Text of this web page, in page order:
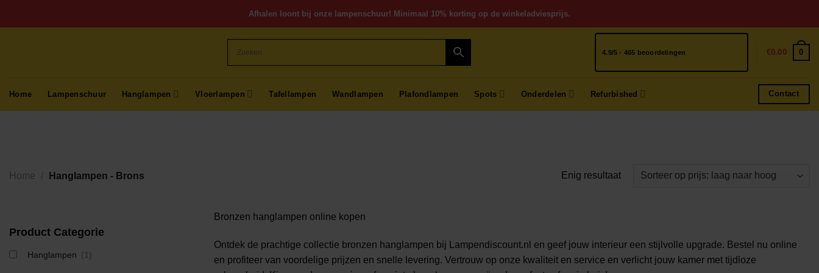
Afhalen loont bij onze lampenschuur! Minimaal 10% korting op de winkeladviesprijs.
4.9/5 - 465 beoordelingen €0.00 0
Home Lampenschuur Hanglampen Vloerlampen Tafellampen Wandlampen Plafondlampen Spots Onderdelen Refurbished Contact
Home Hanglampen - Brons Enig resultaat
Product Categorie
Hanglampen (1)
Bronzen hanglampen online kopen
Ontdek de prachtige collectie bronzen hanglampen bij Lampendiscount.nl en geef jouw interieur een stijlvolle upgrade. Bestel nu online
en profiteer van voordelige prijzen en snelle levering. Vertrouw op onze kwaliteit en service en verlicht jouw kamer met tijdloze